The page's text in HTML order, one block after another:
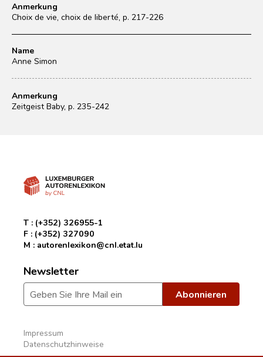
Anmerkung
Choix de vie, choix de liberté, p. 217-226
Name
Anne Simon
Anmerkung
Zeitgeist Baby, p. 235-242
T : (+352) 326955-1
F : (+352) 327090
M : autorenlexikon@cnl.etat.lu
Newsletter
Impressum
Datenschutzhinweise